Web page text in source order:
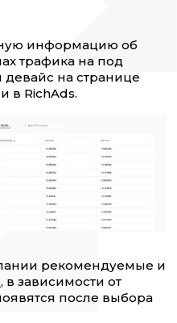
информацию об
трафика на под
на странице
в RichAds.
рекомендуемые и
, в зависимости от
после выбора